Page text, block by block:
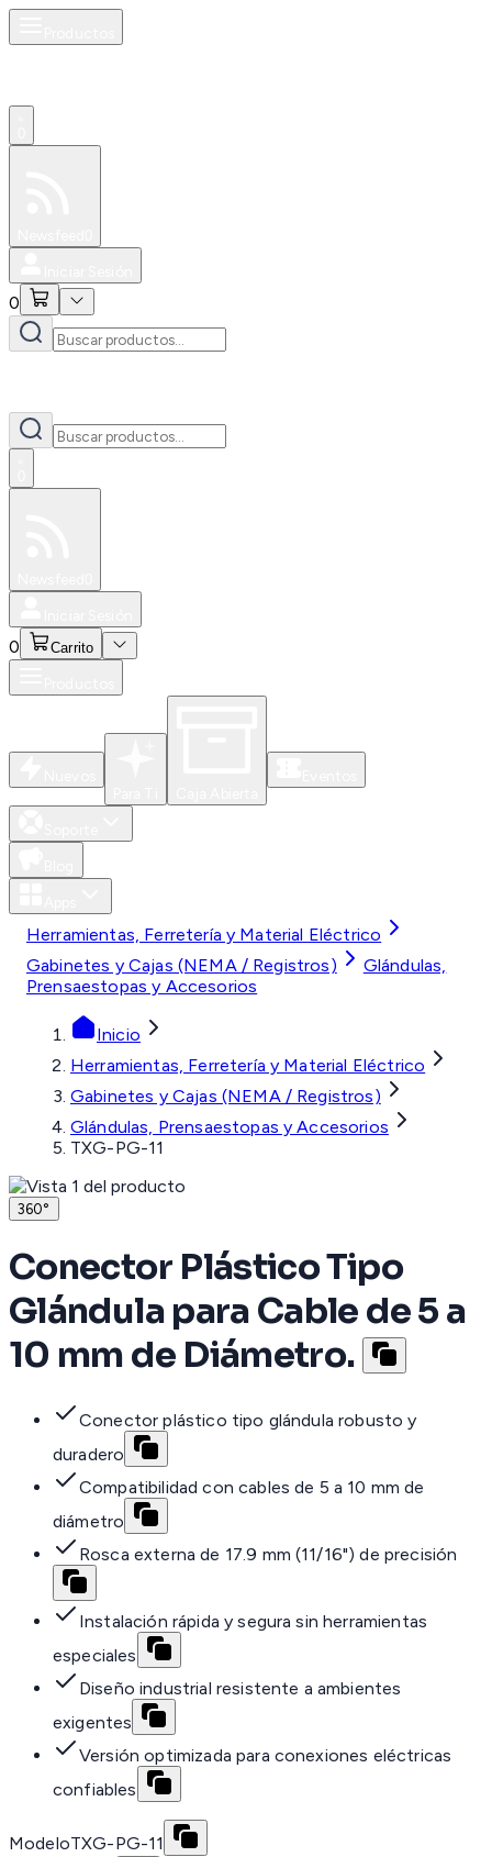
0
0 Carrito
Herramientas, Ferretería y Material Eléctrico
Gabinetes y Cajas (NEMA / Registros)
Glándulas,
Prensaestopas y Accesorios
Inicio
Herramientas, Ferretería y Material Eléctrico
Gabinetes y Cajas (NEMA / Registros)
Glándulas, Prensaestopas y Accesorios
TXG-PG-11
360°
Conector Plástico Tipo
Glándula para Cable de 5 a
10 mm de Diámetro.
Conector plástico tipo glándula robusto y
duradero
Compatibilidad con cables de 5 a 10 mm de
diámetro
Rosca externa de 17.9 mm (11/16") de precisión
Instalación rápida y segura sin herramientas
especiales
Diseño industrial resistente a ambientes
exigentes
Versión optimizada para conexiones eléctricas
confiables
ModeloTXG-PG-11